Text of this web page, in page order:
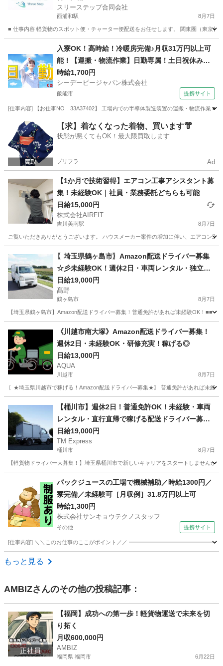
スリーステップ合同会社
西浦和駅 8月7日
■ 仕事内容 軽貨物のスポット便・チャーター便配送をお任せします。 関東圏（東京
さいたま市 西浦和駅 配送 スポット
入寮OK！高時給！冷暖房完備♪月収31万円以上可
能！【運搬・物流作業】日勤専属！土日祝休み！
自動車通勤OK！無料送迎バスあり！
時給1,700円
シーデーピージャパン株式会社
飯能市 提携サイト
[仕事内容] 【お仕事NO 33A37402】 工場内での半導体製造装置の運搬・物流作業 ■
埼玉 飯能市 その他
【求】着なくなった着物、買います👘
状態が悪くてもOK！最大限買取します
プリフラ Ad
【1か月で技術習得】エアコン工事アシスタント募
集！未経験OK｜社員・業務委託どちらも可能
日給15,000円
株式会社AIRFIT
吉川美南駅 8月7日
ご覧いただきありがとうございます。 ハウスメーカー案件の増加に伴い、エアコン
吉川美南駅 その他 業務委託
〖埼玉県鶴ヶ島市〗Amazon配送ドライバー募集
☆彡未経験OK！週休2日・車両レンタル・独立支
援も
日給19,000円
髙野
鶴ヶ島市 8月7日
【埼玉県鶴ヶ島市】Amazon配送ドライバー募集！普通免許があれば未経験OK！■■
ドライバー
《川越市南大塚》Amazon配送ドライバー募集！
週休2日・未経験OK・研修充実！稼げる◎
日給13,000円
AQUA
川越市 8月7日
〖★埼玉県川越市で稼げる！Amazon配送ドライバー募集★〗 普通免許があれば未経
ドライバー Amazon
【桶川市】週休2日！普通免許OK！未経験・車両
レンタル・直行直帰で稼げる配送ドライバー募
集！
日給19,000円
TM Express
桶川市 8月7日
【軽貨物ドライバー大募集！】埼玉県桶川市で新しいキャリアをスタートしません
ドライバー 社用車
パックジュースの工場で機械補助／時給1300円／
寮完備／未経験可［月収例］31.8万円以上可
時給1,300円
株式会社サンキョウテクノスタッフ
その他 提携サイト
[仕事内容] ＼＼このお仕事のここがポイント／／ ━━━━━━━━━━━━━━━━━ ◎
埼玉 その他
もっと見る
AMBIZさんのその他の投稿記事：
正社員
【福岡】成功への第⼀歩！軽貨物運送で未来を切
り拓く
月収600,000円
AMBIZ
福岡県 福岡市 6月22日